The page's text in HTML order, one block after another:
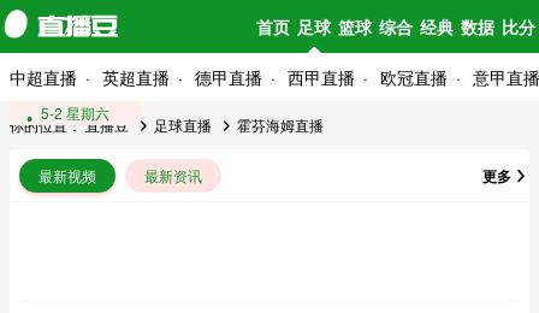
首页 足球 篮球 综合 经典 数据 比分
中超直播 英超直播 德甲直播 西甲直播 欧冠直播 意甲直播
你的位置：直播豆 足球直播 霍芬海姆直播
更多
最新视频 最新资讯
5-16 星期六
5-9 星期六
5-2 星期六